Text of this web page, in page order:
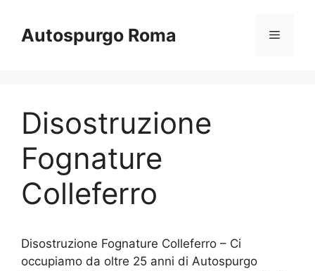
contenuto
Autospurgo Roma Menu
Disostruzione
Fognature
Colleferro
Disostruzione Fognature Colleferro – Ci
occupiamo da oltre 25 anni di Autospurgo